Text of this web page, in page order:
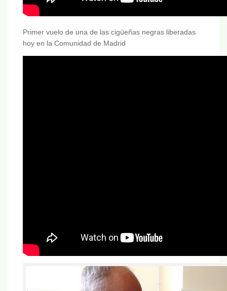
Primer vuelo de una de las cigüeñas negras liberadas
hoy en la Comunidad de Madrid